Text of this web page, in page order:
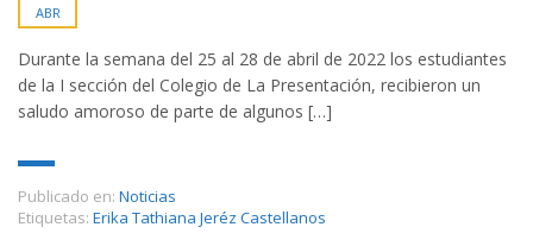
ABR
Durante la semana del 25 al 28 de abril de 2022 los estudiantes
de la I sección del Colegio de La Presentación, recibieron un
saludo amoroso de parte de algunos […]
Publicado en: Noticias
Etiquetas: Erika Tathiana Jeréz Castellanos